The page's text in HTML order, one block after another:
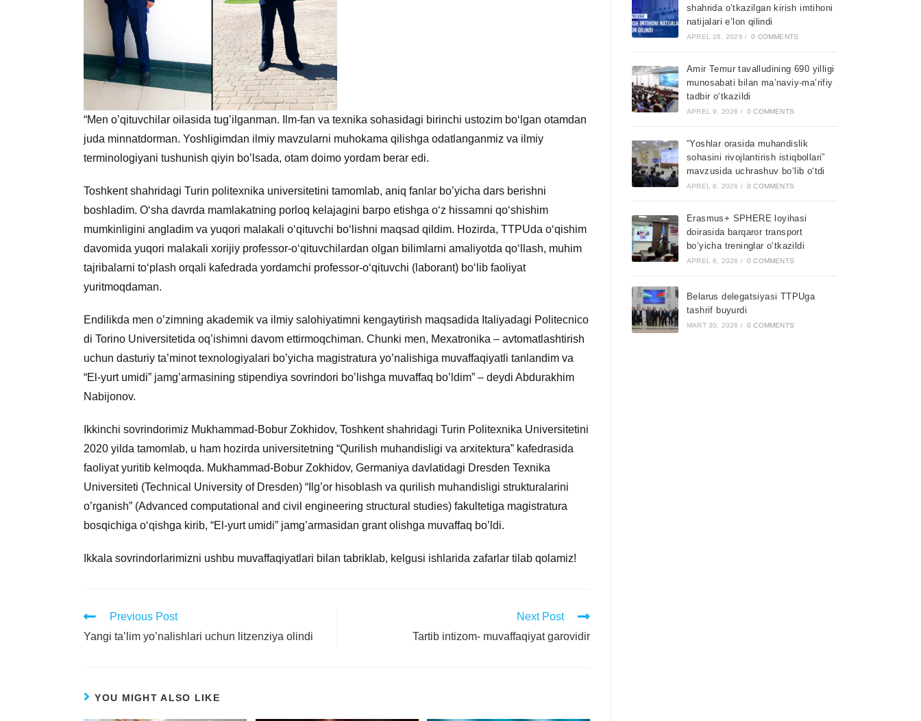
“Men o’qituvchilar oilasida tug’ilganman. Ilm-fan va texnika sohasidagi birinchi ustozim bo‘lgan otamdan
juda minnatdorman. Yoshligimdan ilmiy mavzularni muhokama qilishga odatlanganmiz va ilmiy
terminologiyani tushunish qiyin bo’lsada, otam doimo yordam berar edi.
Toshkent shahridagi Turin politexnika universitetini tamomlab, aniq fanlar bo’yicha dars berishni
boshladim. O‘sha davrda mamlakatning porloq kelajagini barpo etishga o‘z hissamni qo‘shishim
mumkinligini angladim va yuqori malakali o‘qituvchi bo‘lishni maqsad qildim. Hozirda, TTPUda o‘qishim
davomida yuqori malakali xorijiy professor-o‘qituvchilardan olgan bilimlarni amaliyotda qo‘llash, muhim
tajribalarni to‘plash orqali kafedrada yordamchi professor-o‘qituvchi (laborant) bo‘lib faoliyat
yuritmoqdaman.
Endilikda men o’zimning akademik va ilmiy salohiyatimni kengaytirish maqsadida Italiyadagi Politecnico
di Torino Universitetida oq’ishimni davom ettirmoqchiman. Chunki men, Mexatronika – avtomatlashtirish
uchun dasturiy ta’minot texnologiyalari bo’yicha magistratura yo’nalishiga muvaffaqiyatli tanlandim va
“El-yurt umidi” jamg’armasining stipendiya sovrindori bo’lishga muvaffaq bo’ldim” – deydi Abdurakhim
Nabijonov.
Ikkinchi sovrindorimiz Mukhammad-Bobur Zokhidov, Toshkent shahridagi Turin Politexnika Universitetini
2020 yilda tamomlab, u ham hozirda universitetning “Qurilish muhandisligi va arxitektura” kafedrasida
faoliyat yuritib kelmoqda. Mukhammad-Bobur Zokhidov, Germaniya davlatidagi Dresden Texnika
Universiteti (Technical University of Dresden) “Ilg’or hisoblash va qurilish muhandisligi strukturalarini
o’rganish” (Advanced computational and civil engineering structural studies) fakultetiga magistratura
bosqichiga o‘qishga kirib, “El-yurt umidi” jamg’armasidan grant olishga muvaffaq bo’ldi.
Ikkala sovrindorlarimizni ushbu muvaffaqiyatlari bilan tabriklab, kelgusi ishlarida zafarlar tilab qolamiz!
Previous Post
Yangi ta’lim yo’nalishlari uchun litzenziya olindi
Next Post
Tartib intizom- muvaffaqiyat garovidir
YOU MIGHT ALSO LIKE
shahrida o’tkazilgan kirish imtihoni
natijalari e’lon qilindi
APREL 28, 2026 / 0 COMMENTS
Amir Temur tavalludining 690 yilligi
munosabati bilan ma’naviy-ma’rifiy
tadbir o‘tkazildi
APREL 9, 2026 / 0 COMMENTS
“Yoshlar orasida muhandislik
sohasini rivojlantirish istiqbollari”
mavzusida uchrashuv bo‘lib o‘tdi
APREL 8, 2026 / 0 COMMENTS
Erasmus+ SPHERE loyihasi
doirasida barqaror transport
bo‘yicha treninglar o‘tkazildi
APREL 6, 2026 / 0 COMMENTS
Belarus delegatsiyasi TTPUga
tashrif buyurdi
MART 30, 2026 / 0 COMMENTS